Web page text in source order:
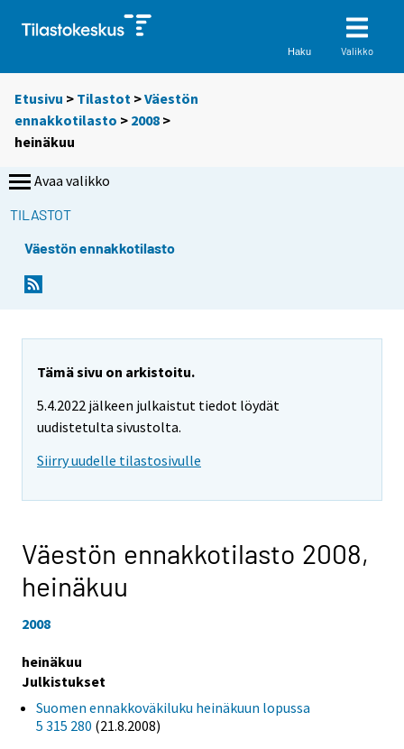
Haku Valikko
Etusivu > Tilastot >Väestön
ennakkotilasto > 2008 >
heinäkuu
Avaa valikko
TILASTOT
Väestön ennakkotilasto
Tämä sivu on arkistoitu.
5.4.2022 jälkeen julkaistut tiedot löydät
uudistetulta sivustolta.
Siirry uudelle tilastosivulle
Väestön ennakkotilasto 2008,
heinäkuu
2008
heinäkuu
Julkistukset
Suomen ennakkoväkiluku heinäkuun lopussa
5 315 280 (21.8.2008)